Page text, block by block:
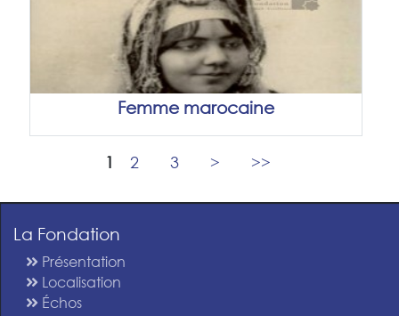
Femme marocaine
1 2 3 > >>
La Fondation
Présentation
Localisation
Échos